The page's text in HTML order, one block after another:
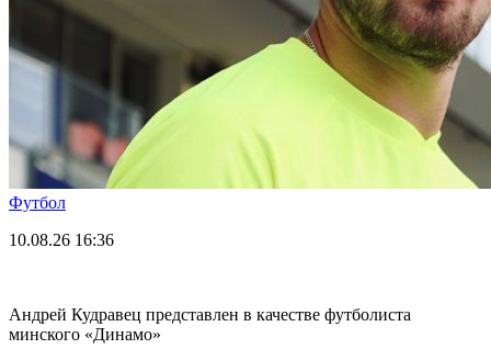
Футбол
10.08.26 16:36
Андрей Кудравец представлен в качестве футболиста
минского «Динамо»